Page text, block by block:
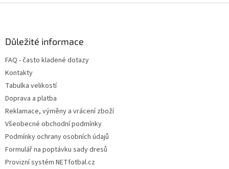
Důležité informace
FAQ - často kladené dotazy
Kontakty
Tabulka velikostí
Doprava a platba
Reklamace, výměny a vrácení zboží
Všeobecné obchodní podmínky
Podmínky ochrany osobních údajů
Formulář na poptávku sady dresů
Provizní systém NETfotbal.cz